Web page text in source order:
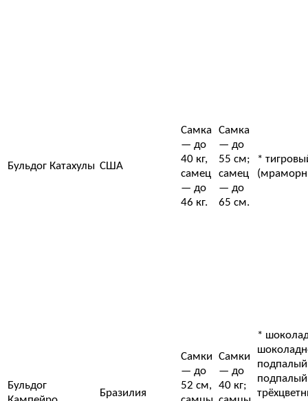
Бульдог Катахулы США
Самка
— до
40 кг,
самец
— до
46 кг.
Самка
— до
55 см;
самец
— до
65 см.
*
Бульдог
Бразилия
Самки
— до
52 см,
Самки
— до
40 кг;
*